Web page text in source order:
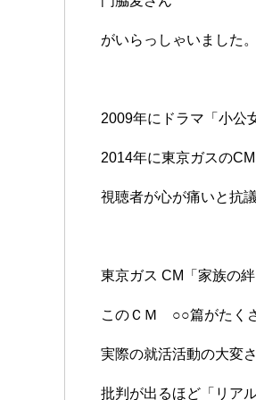
がいらっしゃいました。
2009年にドラマ「小公
2014年に東京ガスの
視聴者が心が痛いと抗
東京ガス CM「家族の
このＣＭ ○○篇がたく
実際の就活活動の大変
批判が出るほど「リア